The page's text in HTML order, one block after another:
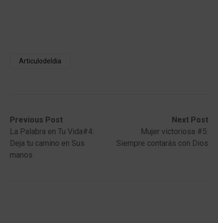
Articulodeldia
Post
navigation
Previous Post
Previous
post:La Palabra en Tu Vida#4:
Deja tu camino en Sus
manos
Next Post
Next
post:
Mujer victoriosa #5:
Siempre contarás con Dios